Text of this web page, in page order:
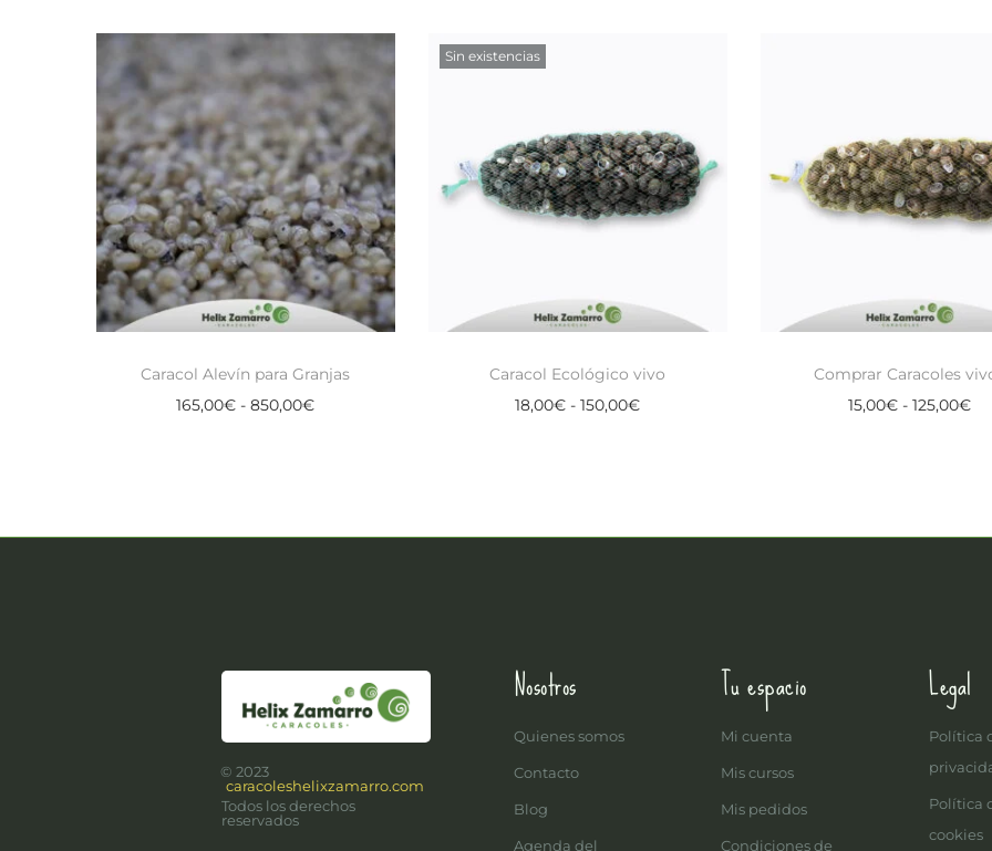
Caracol Alevín para Granjas
165,00€ - 850,00€
Sin existencias
Caracol Ecológico vivo
18,00€ - 150,00€
Comprar Caracoles
15,00€ - 125,00€
© 2023
caracoleshelixzamarro.com
Todos los derechos
reservados
Nosotros
Quienes somos
Contacto
Blog
Agenda del
Tu espacio
Mi cuenta
Mis cursos
Mis pedidos
Condiciones de
Legal
Política
Política
cookies